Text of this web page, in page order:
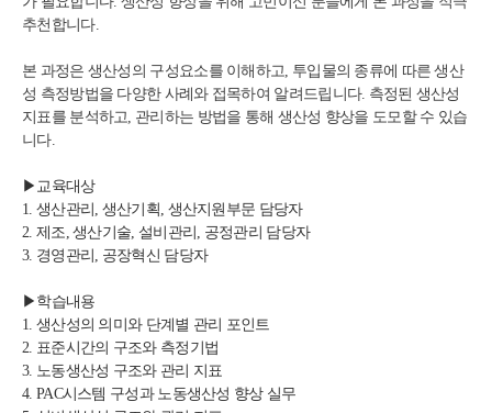
추천합니다.
본 과정은 생산성의 구성요소를 이해하고, 투입물의 종류에 따른 생산
성 측정방법을 다양한 사례와 접목하여 알려드립니다. 측정된 생산성
지표를 분석하고, 관리하는 방법을 통해 생산성 향상을 도모할 수 있습
니다.
▶ 교육대상
1. 생산관리, 생산기획, 생산지원부문 담당자
2. 제조, 생산기술, 설비관리, 공정관리 담당자
3. 경영관리, 공장혁신 담당자
▶ 학습내용
1. 생산성의 의미와 단계별 관리 포인트
2. 표준시간의 구조와 측정기법
3. 노동생산성 구조와 관리 지표
4. PAC시스템 구성과 노동생산성 향상 실무